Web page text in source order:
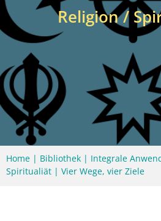
Religion /
Home | Bibliothek | Integrale
Spiritualiät | Vier Wege, vier Ziele